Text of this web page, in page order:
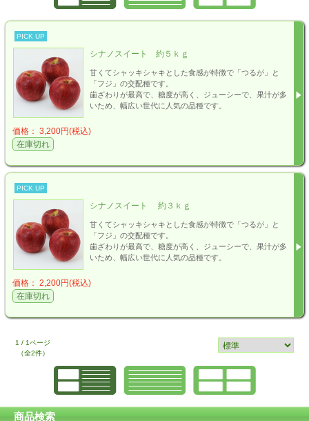
PICK UP
シナノスイート 約５ｋｇ
甘くてシャッキシャキとした食感が特徴で「つるが」と
「フジ」の交配種です。
歯ざわりが最高で、糖度が高く、ジューシーで、果汁が多
いため、幅広い世代に人気の品種です。
価格： 3,200円(税込)
在庫切れ
PICK UP
シナノスイート 約３ｋｇ
甘くてシャッキシャキとした食感が特徴で「つるが」と
「フジ」の交配種です。
歯ざわりが最高で、糖度が高く、ジューシーで、果汁が多
いため、幅広い世代に人気の品種です。
価格： 2,200円(税込)
在庫切れ
1 / 1ページ
（全2件）
商品検索